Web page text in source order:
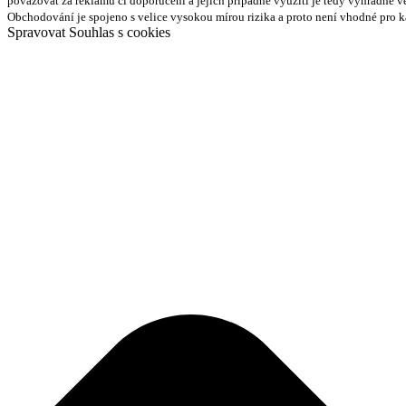
Obchodování je spojeno s velice vysokou mírou rizika a proto není vhodné pro
Spravovat Souhlas s cookies